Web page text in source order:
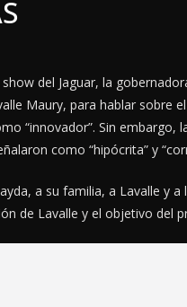
del Jaguar, la
Maury, para hablar sobre
“innovador”. Sin embargo,
como “hipócrita” y
a su familia, a Lavalle y
de Lavalle y el objetivo del